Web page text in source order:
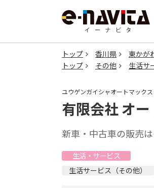
トップ 香川県 東かが
トップ
その他 生活サ
ユウゲンガイシャオートマックス
有限会社 オ
新車・中古車の販売
生活・サービス
生活サービス（その他）